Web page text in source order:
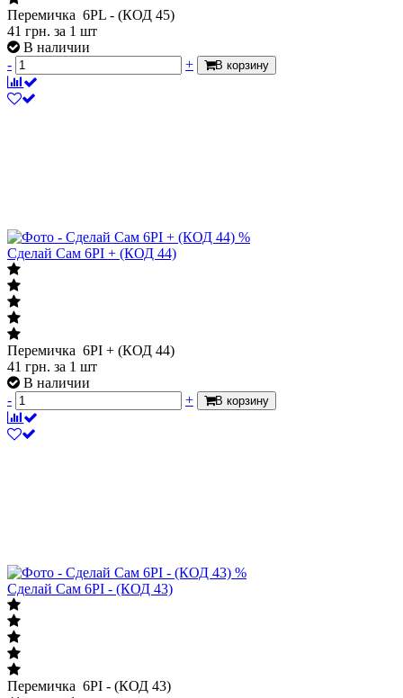
Перемичка 6PL - (КОД 45)
41 грн. за 1 шт
В наличии
-
+ В корзину
%
Сделай Сам 6PI + (КОД 44)
Перемичка 6PI + (КОД 44)
41 грн. за 1 шт
В наличии
-
+ В корзину
%
Сделай Сам 6PI - (КОД 43)
Перемичка 6PI - (КОД 43)